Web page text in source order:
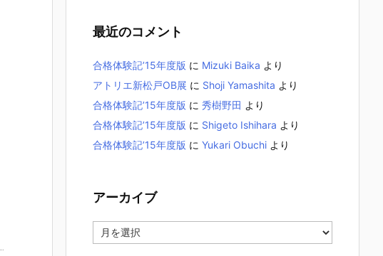
最近のコメント
合格体験記’15年度版 に Mizuki Baika より
アトリエ新松戸OB展 に Shoji Yamashita より
合格体験記’15年度版 に 秀樹野田 より
合格体験記’15年度版 に Shigeto Ishihara より
合格体験記’15年度版 に Yukari Obuchi より
アーカイブ
ー